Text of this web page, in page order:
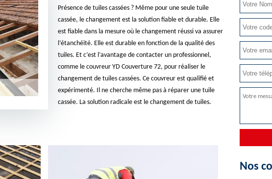
Présence de tuiles cassées ? Même pour une seule tuile
cassée, le changement est la solution fiable et durable. Elle
est fiable dans la mesure où le changement réussi va assurer
l’étanchéité. Elle est durable en fonction de la qualité des
tuiles. Et c’est l’avantage de contacter un professionnel,
comme le couvreur YD Couverture 72, pour réaliser le
changement de tuiles cassées. Ce couvreur est qualifié et
expérimenté. Il ne cherche même pas à réparer une tuile
cassée. La solution radicale est le changement de tuiles.
Nos